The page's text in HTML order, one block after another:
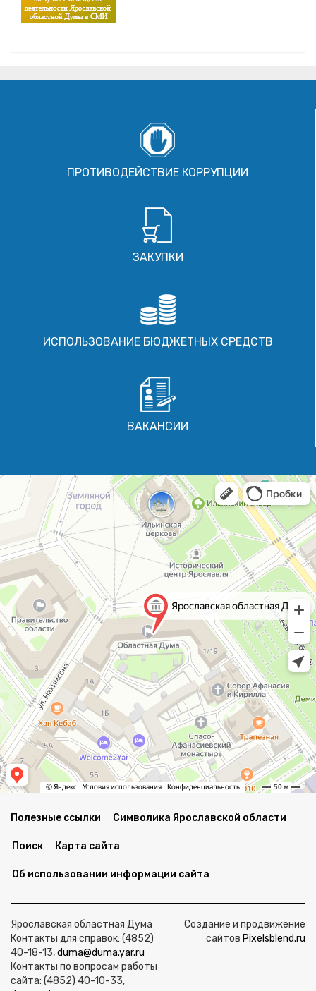
ПРОТИВОДЕЙСТВИЕ КОРРУПЦИИ
ЗАКУПКИ
ИСПОЛЬЗОВАНИЕ БЮДЖЕТНЫХ СРЕДСТВ
ВАКАНСИИ
Полезные ссылки Символика Ярославской области
Поиск Карта сайта
Об использовании информации сайта
Ярославская областная Дума
Контакты для справок: (4852)
40-18-13,duma@duma.yar.ru
Контакты по вопросам работы
сайта: (4852) 40-10-33,
Создание и продвижение
сайтов Pixelsblend.ru